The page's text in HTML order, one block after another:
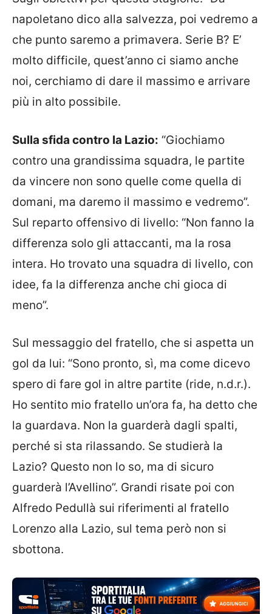
napoletano dico alla salvezza, poi vedremo a
che punto saremo a primavera. Serie B? E’
molto difficile, quest’anno ci siamo anche
noi, cerchiamo di dare il massimo e arrivare
più in alto possibile.
Sulla sfida contro la Lazio: “Giochiamo
contro una grandissima squadra, le partite
da vincere non sono quelle come quella di
domani, ma daremo il massimo e vedremo”.
Sul reparto offensivo di livello: “Non fanno la
differenza solo gli attaccanti, ma la rosa
intera. Ho trovato una squadra di livello, con
idee, fa la differenza anche chi gioca di
meno”.
Sul messaggio del fratello, che si aspetta un
gol da lui: “Sono pronto, sì, ma come dicevo
spero di fare gol in altre partite (ride, n.d.r.).
Ho sentito mio fratello un’ora fa, ha detto che
la guardava. Non la guarderà dagli spalti,
perché si sta rilassando. Se studierà la
Lazio? Questo non lo so, ma di sicuro
guarderà l’Avellino”. Grandi risate poi con
Alfredo Pedullà sui riferimenti al fratello
Lorenzo alla Lazio, sul tema però non si
sbottona.